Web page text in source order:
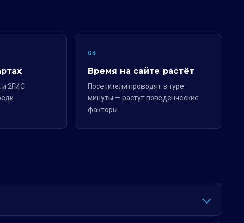
и 2ГИС
04
Время на сайте растёт
Посетители проводят в туре
минуты — растут поведенческие
факторы.